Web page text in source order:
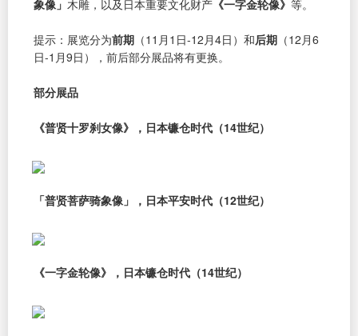
象像」 木雕，以及日本重要文化财产 《一字金轮像》 等。
提示：展览分为前期 （11月1日-12月4日）和后期 （12月6
日-1月9日），前后部分展品将有更换。
部分展品
《普贤十罗刹女像》，日本镰仓时代（14世纪）
「普贤菩萨骑象像」，日本平安时代（12世纪）
《一字金轮像》，日本镰仓时代（14世纪）